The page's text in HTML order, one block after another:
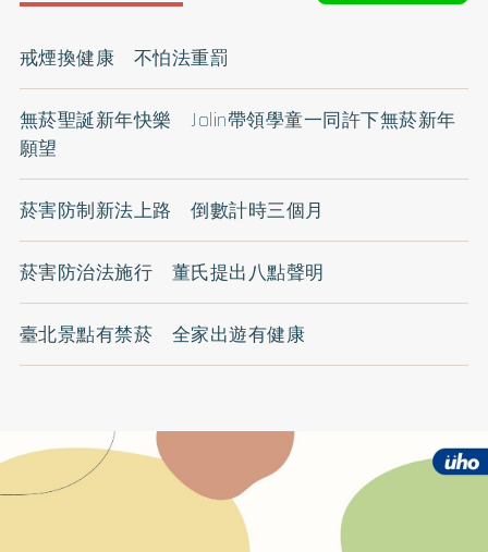
戒煙換健康 不怕法重罰
無菸聖誕新年快樂 Jolin帶領學童一同許下無菸新年
願望
菸害防制新法上路 倒數計時三個月
菸害防治法施行 董氏提出八點聲明
臺北景點有禁菸 全家出遊有健康